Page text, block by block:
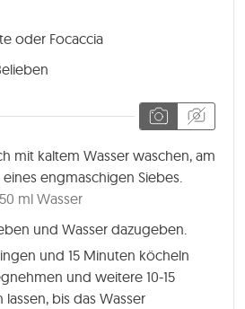
oder Focaccia
mit kaltem Wasser waschen, am
engmaschigen Siebes.
ml Wasser
und Wasser dazugeben.
und 15 Minuten köcheln
und weitere 10-15
bis das Wasser